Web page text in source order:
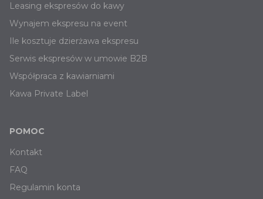
Leasing ekspresów do kawy
Wynajem ekspresu na event
Ile kosztuje dzierżawa ekspresu
Serwis ekspresów w umowie B2B
Współpraca z kawiarniami
Kawa Private Label
POMOC
Kontakt
FAQ
Regulamin konta